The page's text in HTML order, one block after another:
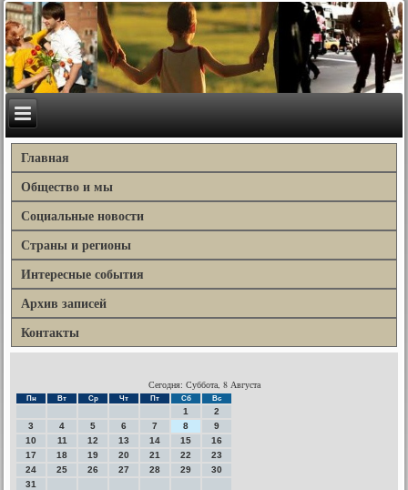
Главная
Общество и мы
Социальные новости
Страны и регионы
Интересные события
Архив записей
Контакты
Сегодня: Суббота, 8 Августа
Пн Вт Ср Чт Пт Сб Вс
1
2
3
4 5 6 7 8
9
10
11 12 13 14 15
16
17
18 19 20 21 22
23
24
25 26 27 28 29
30
31